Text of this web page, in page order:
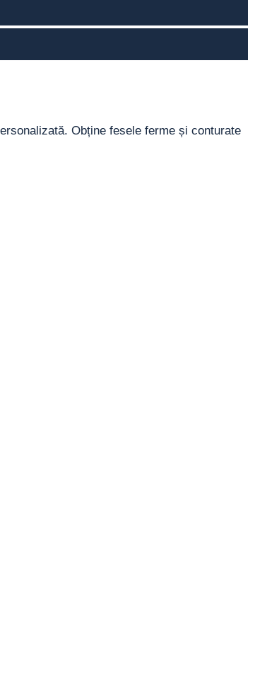
Obține fesele ferme și conturate